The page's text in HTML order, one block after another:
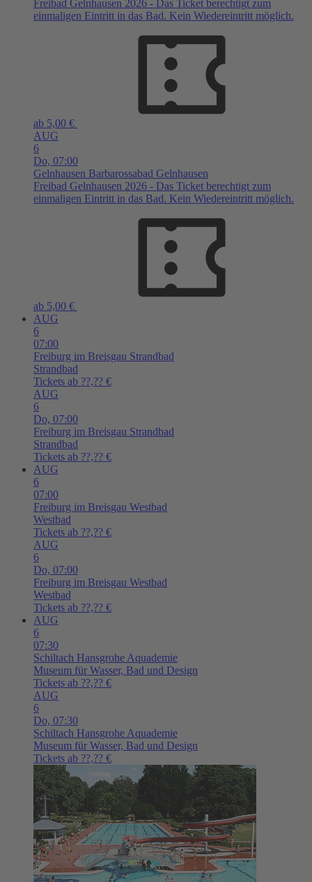
Freibad Gelnhausen 2026 - Das Ticket berechtigt zum
einmaligen Eintritt in das Bad. Kein Wiedereintritt möglich.
ab 5,00 €
AUG
6
Do, 07:00
Gelnhausen Barbarossabad Gelnhausen
Freibad Gelnhausen 2026 - Das Ticket berechtigt zum
einmaligen Eintritt in das Bad. Kein Wiedereintritt möglich.
ab 5,00 €
AUG
6
07:00
Freiburg im Breisgau Strandbad
Strandbad
Tickets ab ??,?? €
AUG
6
Do, 07:00
Freiburg im Breisgau Strandbad
Strandbad
Tickets ab ??,?? €
AUG
6
07:00
Freiburg im Breisgau Westbad
Westbad
Tickets ab ??,?? €
AUG
6
Do, 07:00
Freiburg im Breisgau Westbad
Westbad
Tickets ab ??,?? €
AUG
6
07:30
Schiltach Hansgrohe Aquademie
Museum für Wasser, Bad und Design
Tickets ab ??,?? €
AUG
6
Do, 07:30
Schiltach Hansgrohe Aquademie
Museum für Wasser, Bad und Design
Tickets ab ??,?? €